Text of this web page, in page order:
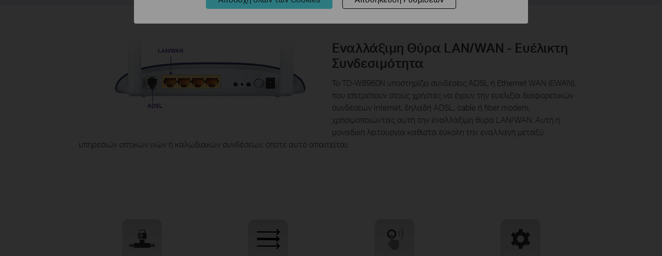
Εναλλάξιμη Θύρα LAN/WAN - Ευέλικτη
Συνδεσιμότητα
Το TD-W8960N υποστηρίζει συνδέσεις ADSL ή Ethernet WAN (EWAN),
που επιτρέπουν στους χρήστες να έχουν την ευελιξία διαφορετικών
συνδέσεων Internet, δηλαδή ADSL, cable ή fiber modem,
χρησιμοποιώντας αυτή την εναλλάξιμη θύρα LAN/WAN. Αυτή η
μοναδική λειτουργία καθιστά εύκολη την εναλλαγή μεταξύ
υπηρεσιών οπτικών ινών ή καλωδιακών συνδέσεων, όποτε αυτό απαιτείται.